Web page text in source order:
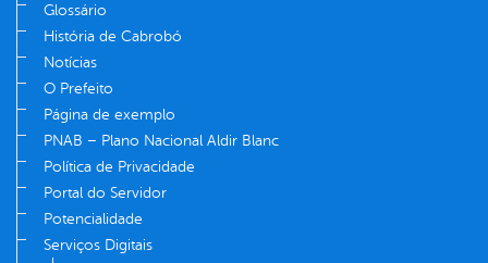
Glossário
História de Cabrobó
Notícias
O Prefeito
Página de exemplo
PNAB – Plano Nacional Aldir Blanc
Política de Privacidade
Portal do Servidor
Potencialidade
Serviços Digitais